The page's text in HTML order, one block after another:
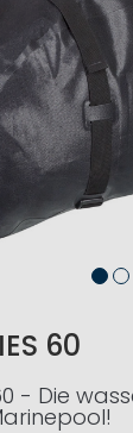
60
- Die